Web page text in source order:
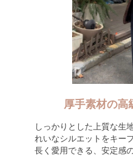
厚手素材の高
しっかりとした上質な生
れいなシルエットをキープ
長く愛用できる、安定感